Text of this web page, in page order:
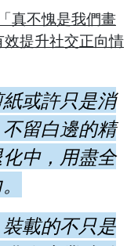
真不愧是我們畫
提升社交正向情
或許只是消
留白邊的精
中，用盡全
載的不只是